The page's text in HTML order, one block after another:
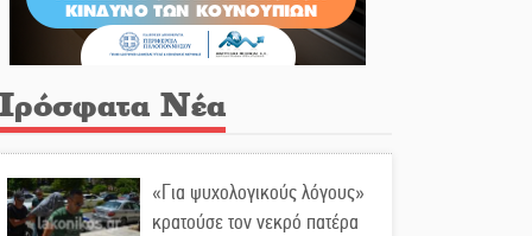
Νέα
«Για ψυχολογικούς λόγους»
κρατούσε τον νεκρό πατέρα